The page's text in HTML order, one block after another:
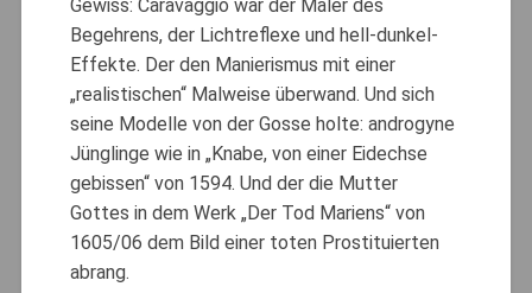
Gewiss: Caravaggio war der Maler des
Begehrens, der Lichtreflexe und hell-dunkel-
Effekte. Der den Manierismus mit einer
„realistischen“ Malweise überwand. Und sich
seine Modelle von der Gosse holte: androgyne
Jünglinge wie in „Knabe, von einer Eidechse
gebissen“ von 1594. Und der die Mutter
Gottes in dem Werk „Der Tod Mariens“ von
1605/06 dem Bild einer toten Prostituierten
abrang.